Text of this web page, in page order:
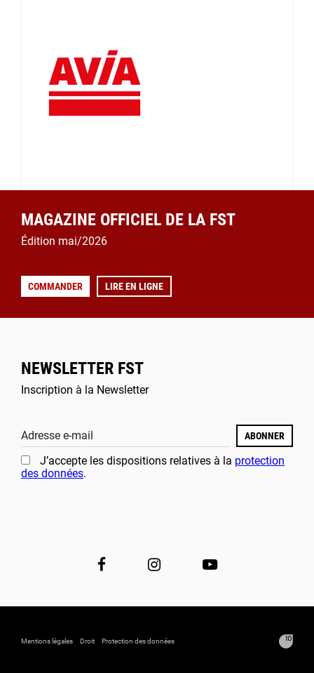
MAGAZINE OFFICIEL DE LA FST
Édition mai/2026
COMMANDER LIRE EN LIGNE
NEWSLETTER FST
Inscription à la Newsletter
Adresse e-mail ABONNER
J’accepte les dispositions relatives à la protection
des données.
Mentions légales Droit Protection des données